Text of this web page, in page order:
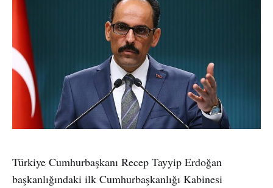
Türkiye Cumhurbaşkanı Recep Tayyip Erdoğan
başkanlığındaki ilk Cumhurbaşkanlığı Kabinesi